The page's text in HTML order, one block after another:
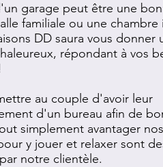
garage peut être une
familiale ou une chambre
DD saura vous donner
répondant à vos
au couple d'avoir leur
d'un bureau afin de
simplement avantager nos
y jouer et relaxer sont
notre clientèle.